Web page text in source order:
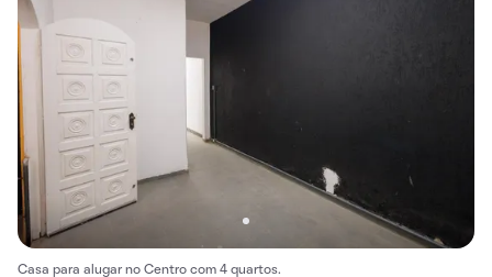
Casa para alugar no Centro com 4 quartos.